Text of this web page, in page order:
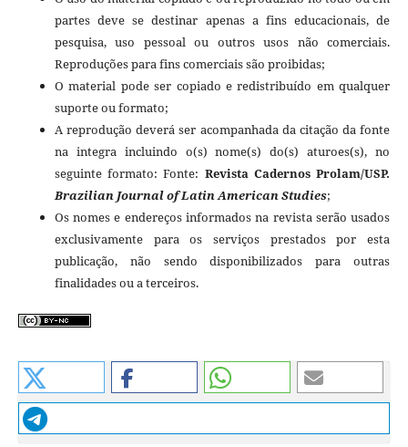
partes deve se destinar apenas a fins educacionais, de
pesquisa, uso pessoal ou outros usos não comerciais.
Reproduções para fins comerciais são proibidas;
O material pode ser copiado e redistribuído em qualquer
suporte ou formato;
A reprodução deverá ser acompanhada da citação da fonte
na integra incluindo o(s) nome(s) do(s) aturoes(s), no
seguinte formato: Fonte: Revista Cadernos Prolam/USP.
Brazilian Journal of Latin American Studies;
Os nomes e endereços informados na revista serão usados
exclusivamente para os serviços prestados por esta
publicação, não sendo disponibilizados para outras
finalidades ou a terceiros.